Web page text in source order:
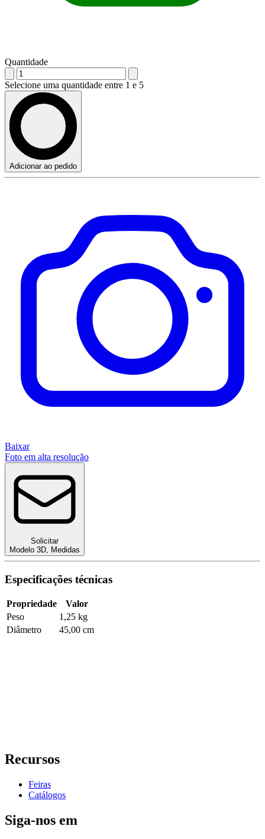
Quantidade
Selecione uma quantidade entre 1 e 5
Adicionar ao pedido
Baixar
Foto em alta resolução
Solicitar
Modelo 3D
Medidas
Especificações técnicas
Propriedade
Valor
Peso
1,25 kg
Diâmetro
45,00 cm
Recursos
Feiras
Catálogos
Siga-nos em